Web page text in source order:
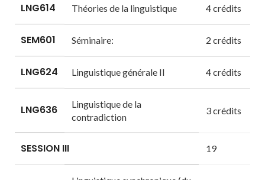
LNG614 Théories de la linguistique 4 crédits
SEM601 Séminaire: 2 crédits
LNG624 Linguistique générale II 4 crédits
LNG636
Linguistique de la
contradiction
3 crédits
SESSION III 19